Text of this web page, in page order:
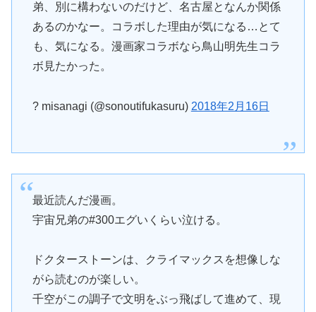
弟、別に構わないのだけど、名古屋となんか関係
あるのかなー。コラボした理由が気になる…とて
も、気になる。漫画家コラボなら鳥山明先生コラ
ボ見たかった。
? misanagi (@sonoutifukasuru) 2018年2月16日
最近読んだ漫画。
宇宙兄弟の#300エグいくらい泣ける。
ドクターストーンは、クライマックスを想像しな
がら読むのが楽しい。
千空がこの調子で文明をぶっ飛ばして進めて、現